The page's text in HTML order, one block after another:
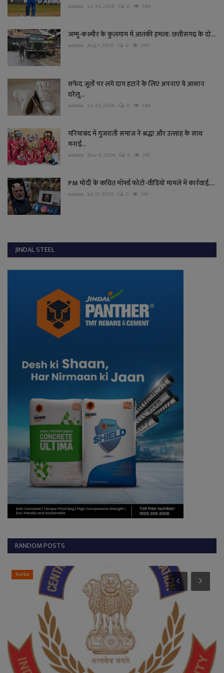
admin Jul 30, 2026 0 368
जम्मू-कश्मीर के कुलगाम में आतंकी हमला: छत्तीसगढ़ के दो...
admin Aug 1, 2026 0 347
सफेद जूतों पर लगे दाग हटाने के लिए अपनाएं ये आसान
घरेलू...
admin Jul 30, 2026 0 346
गरियाबंद में गुजराती समाज ने श्रद्धा और उत्साह के साथ
मनाई...
admin Nov 9, 2024 0 341
PM मोदी के कथित मॉर्फ्ड फोटो-वीडियो मामले में कार्रवाई,...
admin Jul 31, 2026 0 341
JINDAL STEEL
RANDOM POSTS
Dantewada